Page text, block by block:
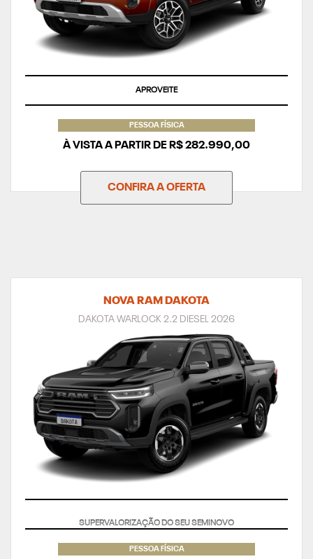
APROVEITE
PESSOA FÍSICA
À VISTA A PARTIR DE R$ 282.990,00
CONFIRA A OFERTA
NOVA RAM DAKOTA
DAKOTA WARLOCK 2.2 DIESEL 2026
PESSOA FÍSICA